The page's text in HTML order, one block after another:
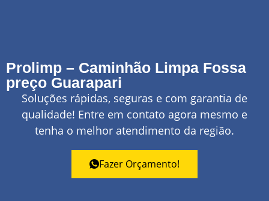
Prolimp – Caminhão Limpa Fossa
preço Guarapari
Soluções rápidas, seguras e com garantia de
qualidade! Entre em contato agora mesmo e
tenha o melhor atendimento da região.
Fazer Orçamento!